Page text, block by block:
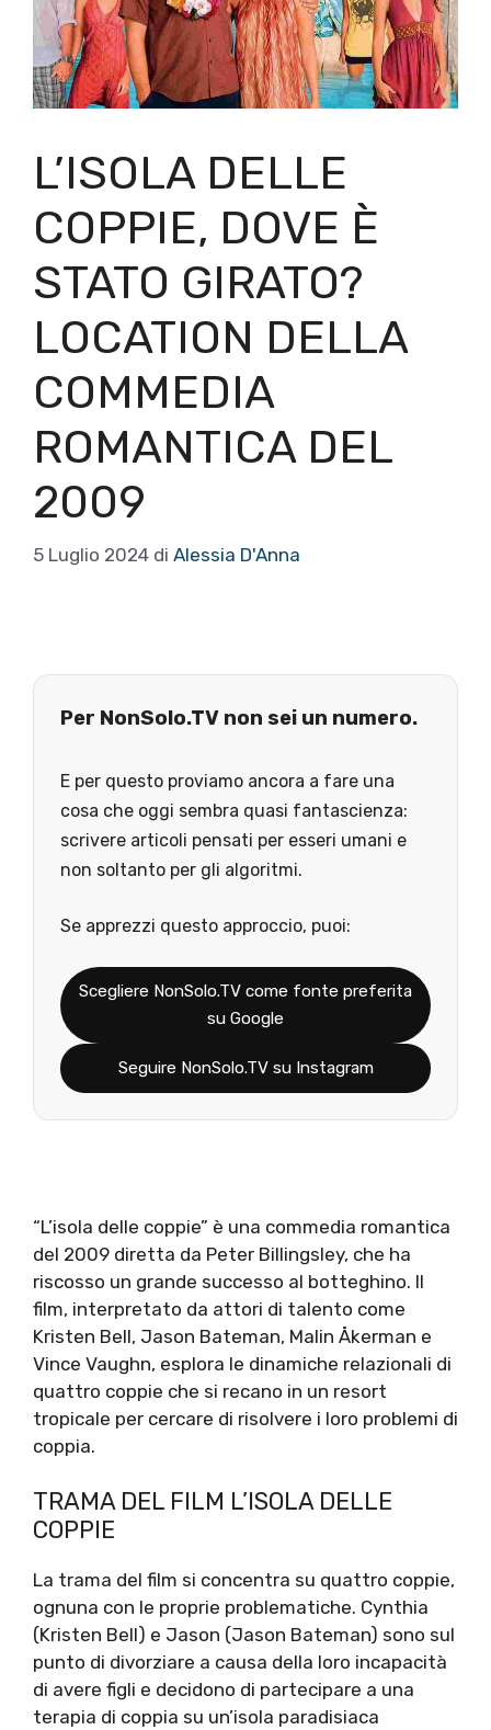
L’ISOLA DELLE
COPPIE, DOVE È
STATO GIRATO?
LOCATION DELLA
COMMEDIA
ROMANTICA DEL
2009
5 Luglio 2024 di Alessia D'Anna
Per NonSolo.TV non sei un numero.
E per questo proviamo ancora a fare una
cosa che oggi sembra quasi fantascienza:
scrivere articoli pensati per esseri umani e
non soltanto per gli algoritmi.
Se apprezzi questo approccio, puoi:
Scegliere NonSolo.TV come fonte preferita
su Google
Seguire NonSolo.TV su Instagram
“L’isola delle coppie” è una commedia romantica
del 2009 diretta da Peter Billingsley, che ha
riscosso un grande successo al botteghino. Il
film, interpretato da attori di talento come
Kristen Bell, Jason Bateman, Malin Åkerman e
Vince Vaughn, esplora le dinamiche relazionali di
quattro coppie che si recano in un resort
tropicale per cercare di risolvere i loro problemi di
coppia.
TRAMA DEL FILM L’ISOLA DELLE
COPPIE
La trama del film si concentra su quattro coppie,
ognuna con le proprie problematiche. Cynthia
(Kristen Bell) e Jason (Jason Bateman) sono sul
punto di divorziare a causa della loro incapacità
di avere figli e decidono di partecipare a una
terapia di coppia su un’isola paradisiaca